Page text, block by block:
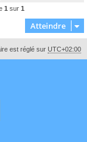
c
h
e
1 sur 1
Atteindre
est réglé sur UTC+02:00